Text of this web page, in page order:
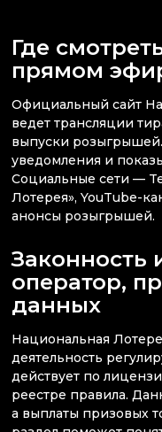
Где
прямом
Официальный сайт
ведет трансляции
выпуски
уведомления и
Социальные сети —
Лотерея», YouTube-
анонсы розыгрышей.
Законность
оператор,
данных
Национальная
деятельность
действует по
реестре правила.
а выплаты призовых